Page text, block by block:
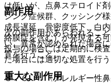
は低いが、点鼻ステロイド
シング症候群、クッシング
成長遅延、骨密度低下、白
絡膜症を含む）が発現する
投与の場合には定期的に検
た場合には適切な処置を行う
８．６． 〈アレルギー性鼻
副作用
次の副作用があらわれるこ
い、異常が認められた場合
置を行うこと。
重大な副作用